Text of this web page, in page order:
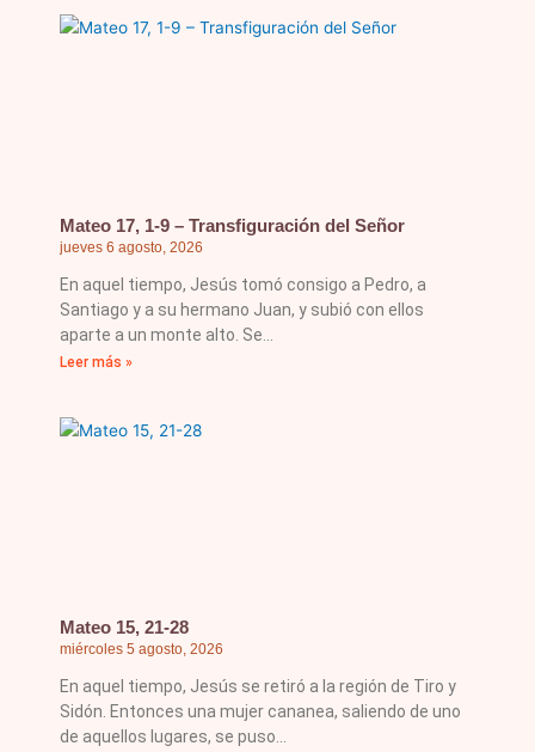
Mateo 17, 1-9 – Transfiguración del Señor
jueves 6 agosto, 2026
En aquel tiempo, Jesús tomó consigo a Pedro, a
Santiago y a su hermano Juan, y subió con ellos
aparte a un monte alto. Se
Leer más »
Mateo 15, 21-28
miércoles 5 agosto, 2026
En aquel tiempo, Jesús se retiró a la región de Tiro y
Sidón. Entonces una mujer cananea, saliendo de uno
de aquellos lugares, se puso
PáginaPáginaPáginaPáginaPágina